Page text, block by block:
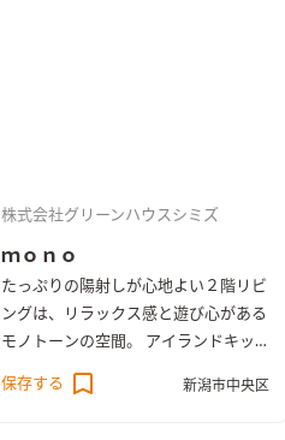
株式会社グリーンハウスシミズ
ｍｏｎｏ
たっぷりの陽射しが心地よい２階リビ
ングは、リラックス感と遊び心がある
モノトーンの空間。 アイランドキッ
チンを中心に、家族のコミュニケーシ
ョンがとりやすいＬＤＫは、 パント
保存する 新潟市中央区